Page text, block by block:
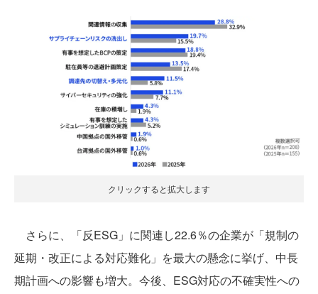
クリックすると拡大します
さらに、「反ESG」に関連し22.6％の企業が「規制の
延期・改正による対応難化」を最大の懸念に挙げ、中長
期計画への影響も増大。今後、ESG対応の不確実性への